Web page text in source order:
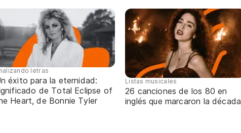
letras
éxito para la eternidad:
de Total Eclipse of
Heart, de Bonnie Tyler
Listas musicales
26 canciones de los 80 en
inglés que marcaron la década